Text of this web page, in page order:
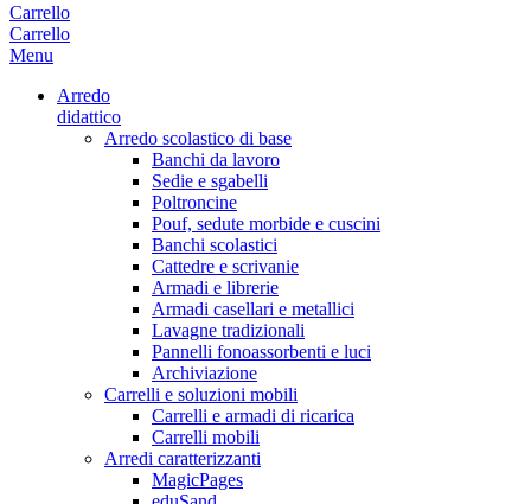
Carrello
Carrello
Menu
Arredo
didattico
Arredo scolastico di base
Banchi da lavoro
Sedie e sgabelli
Poltroncine
Pouf, sedute morbide e cuscini
Banchi scolastici
Cattedre e scrivanie
Armadi e librerie
Armadi casellari e metallici
Lavagne tradizionali
Pannelli fonoassorbenti e luci
Archiviazione
Carrelli e soluzioni mobili
Carrelli e armadi di ricarica
Carrelli mobili
Arredi caratterizzanti
MagicPages